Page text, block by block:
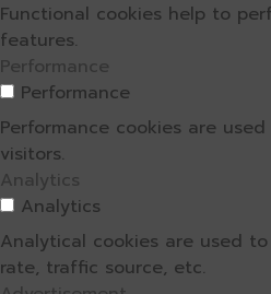
Functional cookies help to
features.
Performance
Performance
Performance cookies are
visitors.
Analytics
Analytics
Analytical cookies are used
rate, traffic source, etc.